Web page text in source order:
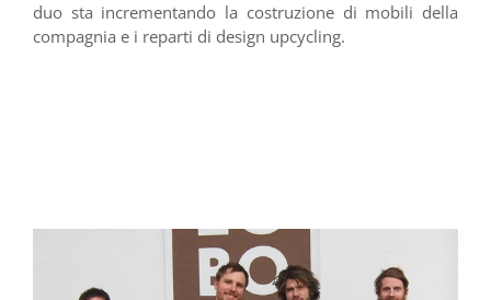
duo sta incrementando la costruzione di mobili della
compagnia e i reparti di design upcycling.